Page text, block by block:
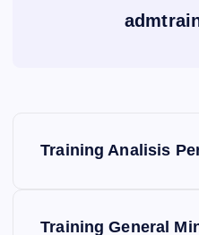
Training Analisis
Training General